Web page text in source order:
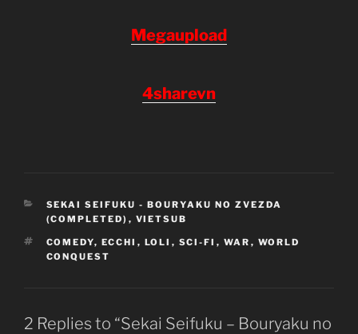
Megaupload
4sharevn
CATEGORIES
SEKAI SEIFUKU - BOURYAKU NO ZVEZDA
(COMPLETED) , VIETSUB
TAGS
COMEDY, ECCHI , LOLI , SCI-FI , WAR , WORLD
CONQUEST
2 Replies to “Sekai Seifuku – Bouryaku no